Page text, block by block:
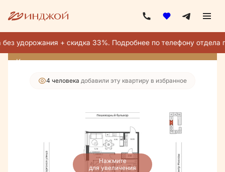
удорожания + скидка 33%. Подробнее по телефону отдела
3-комнатная74.1 м
34 483 750 руб.
Ипотекаот 200 957 руб./мес.
Квартира месяца
4 человекa добавили эту квартиру в избранное
Нажмите
для увеличения